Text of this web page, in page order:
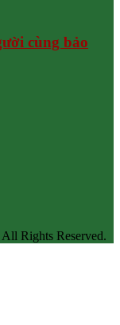
cùng bảo
Rights Reserved.